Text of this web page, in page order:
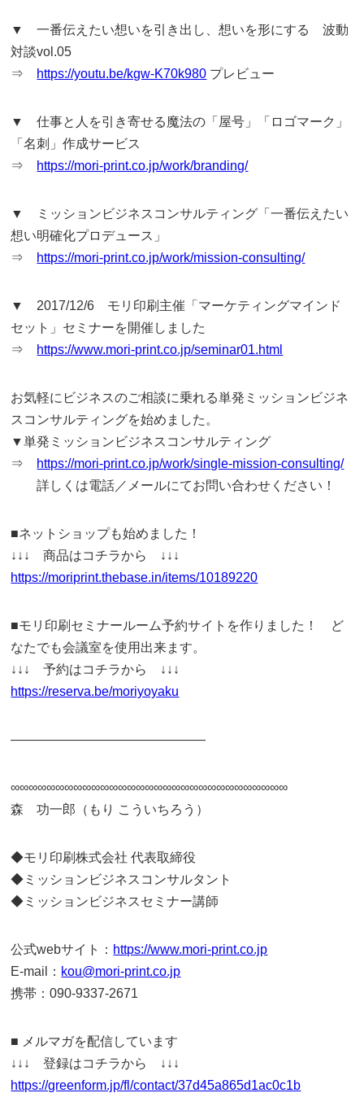
▼ 一番伝えたい想いを引き出し、想いを形にする 波動
対談vol.05
⇒ https://youtu.be/kgw-K70k980 プレビュー
▼ 仕事と人を引き寄せる魔法の「屋号」「ロゴマーク」
「名刺」作成サービス
⇒ https://mori-print.co.jp/work/branding/
▼ ミッションビジネスコンサルティング「一番伝えたい
想い明確化プロデュース」
⇒ https://mori-print.co.jp/work/mission-consulting/
▼ 2017/12/6 モリ印刷主催「マーケティングマインド
セット」セミナーを開催しました
⇒ https://www.mori-print.co.jp/seminar01.html
お気軽にビジネスのご相談に乗れる単発ミッションビジネ
スコンサルティングを始めました。
▼単発ミッションビジネスコンサルティング
⇒ https://mori-print.co.jp/work/single-mission-consulting/
詳しくは電話／メールにてお問い合わせください！
■ネットショップも始めました！
↓↓↓ 商品はコチラから ↓↓↓
https://moriprint.thebase.in/items/10189220
■モリ印刷セミナールーム予約サイトを作りました！ ど
なたでも会議室を使用出来ます。
↓↓↓ 予約はコチラから ↓↓↓
https://reserva.be/moriyoyaku
———————————————
∞∞∞∞∞∞∞∞∞∞∞∞∞∞∞∞∞∞∞∞∞∞∞∞∞∞∞∞∞∞∞
森 功一郎（もり こういちろう）
◆モリ印刷株式会社 代表取締役
◆ミッションビジネスコンサルタント
◆ミッションビジネスセミナー講師
公式webサイト： https://www.mori-print.co.jp
E-mail： kou@mori-print.co.jp
携帯：090-9337-2671
■ メルマガを配信しています
↓↓↓ 登録はコチラから ↓↓↓
https://greenform.jp/fl/contact/37d45a865d1ac0c1b